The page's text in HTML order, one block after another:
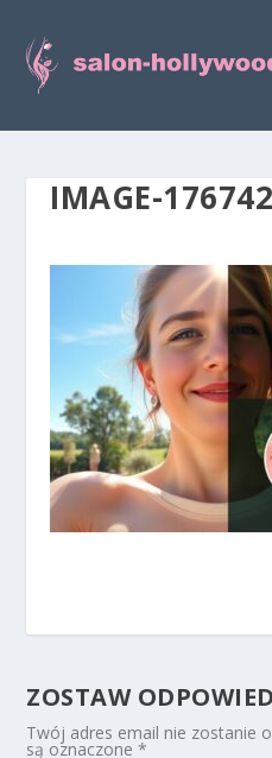
IMAGE-
ZOSTAW
Twój adres email nie zostanie
są oznaczone*